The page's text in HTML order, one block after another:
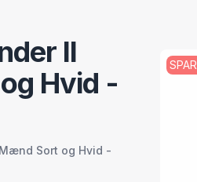
II
Hvid -
Sort og Hvid -
SPAR